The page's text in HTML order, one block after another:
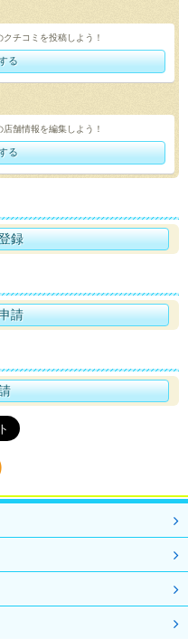
チコミを投稿しよう！
る
舗情報を編集しよう！
る
録
請